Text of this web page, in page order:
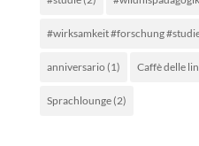
#wirksamkeit #forschung
anniversario (1) Caffè delle
Sprachlounge(2)